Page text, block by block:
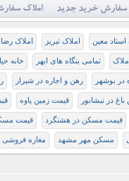
سفارش خرید جدید املاک
استاد معین املاک تبریز املاک
تمامی بنگاه های ابهر خانه
در بوشهر رهن و اجاره در شيراز
در نیشابور قيمت زمين پاوه
قیمت مسکن در هشتگرد قیمت
مسکن مهر مشهد مغازه فروشی